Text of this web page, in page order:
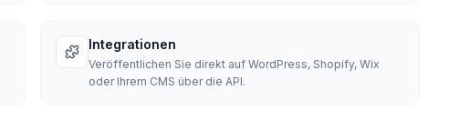
Integrationen
Veröffentlichen Sie direkt auf WordPress, Shopify, Wix
oder Ihrem CMS über die API.